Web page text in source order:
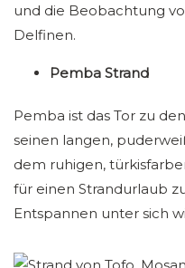
und die Beobachtung
Delfinen.
Pemba Strand
Pemba ist das Tor zu
seinen langen,
dem ruhigen,
für einen Strandurlaub
Entspannen unter sich